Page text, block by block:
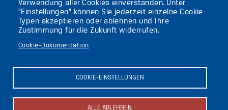
Verwendung aller Cookies einverstanden. Unter
"Einstellungen" können Sie jederzeit einzelne Cookie-
Typen akzeptieren oder ablehnen und Ihre
Zustimmung für die Zukunft widerrufen.
Cookie-Dokumentation
COOKIE-EINSTELLUNGEN
ALLE ABLEHNEN
DIE UFAFABRIK
BERLIN
Suche
Secondary
menu
(GERMAN)